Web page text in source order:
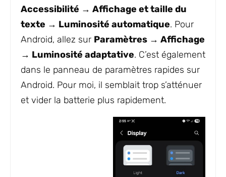
Accessibilité → Affichage et taille du
texte → Luminosité automatique. Pour
Android, allez sur Paramètres → Affichage
→ Luminosité adaptative. C’est également
dans le panneau de paramètres rapides sur
Android. Pour moi, il semblait trop s’atténuer
et vider la batterie plus rapidement.